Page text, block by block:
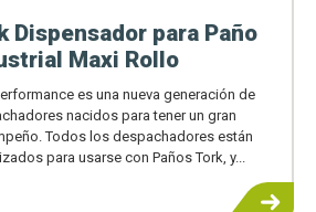
Dispensador para Paño
Maxi Rollo
es una nueva generación de
nacidos para tener un gran
Todos los despachadores están
para usarse con Paños Tork, y...